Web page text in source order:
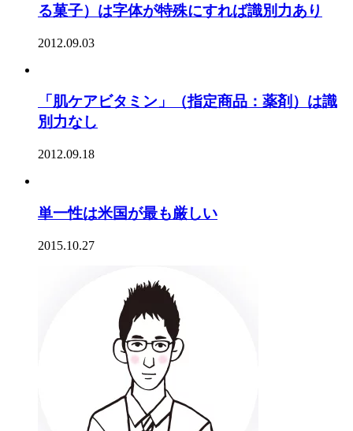
る菓子）は字体が特殊にすれば識別力あり
2012.09.03
「肌ケアビタミン」（指定商品：薬剤）は識
別力なし
2012.09.18
単一性は米国が最も厳しい
2015.10.27